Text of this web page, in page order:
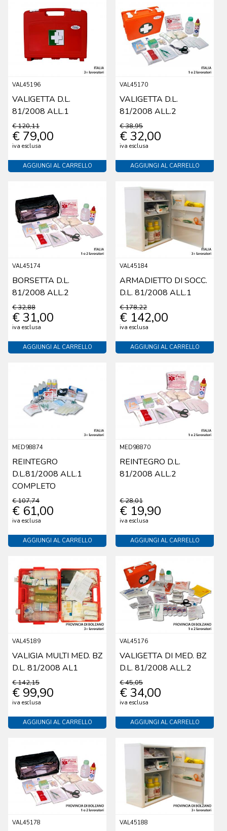
VAL45196
VALIGETTA D.L.
81/2008 ALL.1
€ 120,11
€ 79,00
iva esclusa
AGGIUNGI AL CARRELLO
VAL45170
VALIGETTA D.L.
81/2008 ALL.2
€ 38,95
€ 32,00
iva esclusa
AGGIUNGI AL CARRELLO
VAL45174
BORSETTA D.L.
81/2008 ALL.2
€ 32,88
€ 31,00
iva esclusa
AGGIUNGI AL CARRELLO
VAL45184
ARMADIETTO DI SOCC.
D.L. 81/2008 ALL.1
€ 178,22
€ 142,00
iva esclusa
AGGIUNGI AL CARRELLO
MED98874
REINTEGRO
D.L.81/2008 ALL.1
COMPLETO
€ 107,74
€ 61,00
iva esclusa
AGGIUNGI AL CARRELLO
MED98870
REINTEGRO D.L.
81/2008 ALL.2
€ 28,01
€ 19,90
iva esclusa
AGGIUNGI AL CARRELLO
VAL45189
VALIGIA MULTI MED. BZ
D.L. 81/2008 AL1
€ 142,15
€ 99,90
iva esclusa
AGGIUNGI AL CARRELLO
VAL45176
VALIGETTA DI MED. BZ
D.L. 81/2008 ALL.2
€ 45,05
€ 34,00
iva esclusa
AGGIUNGI AL CARRELLO
VAL45178 VAL45188